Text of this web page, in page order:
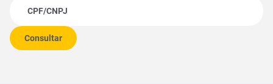
CPF/CNPJ
Consultar